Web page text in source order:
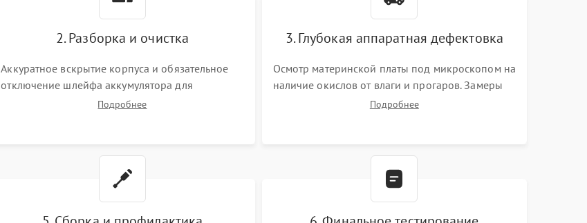
2. Разборка и очистка
Аккуратное вскрытие корпуса и обязательное
отключение шлейфа аккумулятора для
обесточивания платы. Демонтаж системы
Подробнее
3. Глубокая аппаратная дефектовка
Осмотр материнской платы под микроскопом на
наличие окислов от влаги и прогаров. Замеры
сопротивлений и дежурных напряжений.
Подробнее